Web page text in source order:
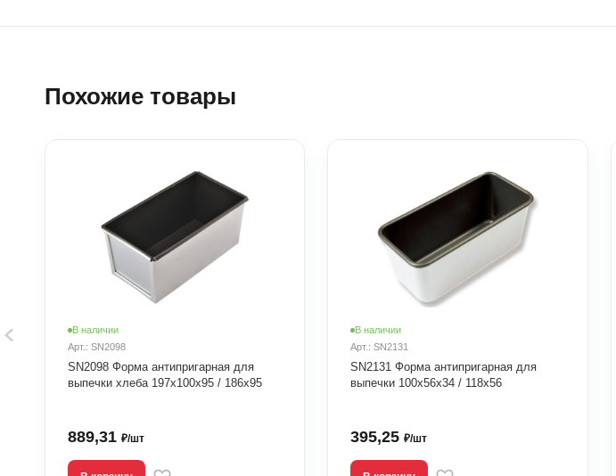
Похожие товары
В наличии
Арт.: SN2098
SN2098 Форма антипригарная для
выпечки хлеба 197х100х95 / 186х95
889,31 ₽/шт
В наличии
Арт.: SN2131
SN2131 Форма антипригарная для
выпечки 100х56х34 / 118х56
395,25₽/шт